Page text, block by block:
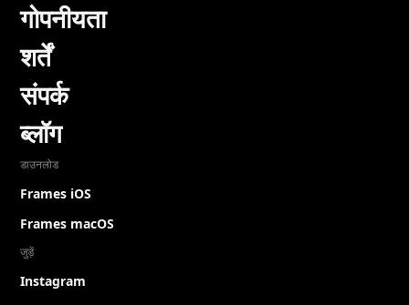
गोपनीयता
शर्तें
संपर्क
ब्लॉग
डाउनलोड
Frames iOS
Frames macOS
जुड़ें
Instagram